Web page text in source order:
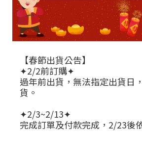
【春節出貨公告】
✦2/2前訂購✦
過年前出貨，無法指定出貨日
貨。
✦2/3~2/13✦
完成訂單及付款完成，2/23後